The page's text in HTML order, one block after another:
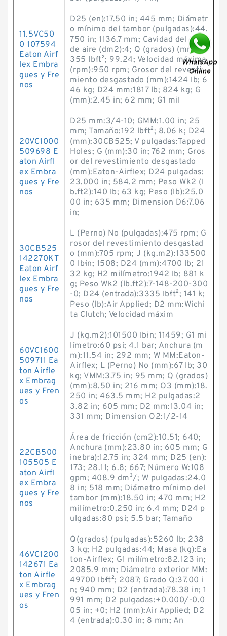
11.5VC50
0 107594
Eaton Airf
lex Embra
gues y Fre
nos
D25 (en):17.50 in; 445 mm; Diámetr
o mínimo del tambor (pulgadas):44.
750 in; 1136.7 mm; Cavidad del tubo
de aire (dm2):4; Q (grados) (mm):2
355 lb·ft²; 99.24; Velocidad máxima
(rpm):950 rpm; Grosor del revesti
miento desgastado (mm):1424 lb; 6
46 kg; D24 mm:1817 lb; 824 kg; G
(mm):2.45 in; 62 mm; G1 mil
20VC1000
509698 E
aton Airfl
ex Embra
gues y Fre
nos
D25 mm:3/4-10; GMM:1.00 in; 25
mm; Tamaño:192 lb·ft²; 8.06 k; D24
(mm):30CB525; V pulgadas:Tapped
Holes; G (mm):30 in; 762 mm; Gros
or del revestimiento desgastado
(mm):Eaton-Airflex; D24 pulgadas:
23.000 in; 584.2 mm; Peso Wk2 (l
b.ft2):140 lb; 63 kg; Peso (lb):25.0
00 in; 635 mm; Dimension D6:7.06
in;
30CB525
142270KT
Eaton Airf
lex Embra
gues y Fre
nos
L (Perno) No (pulgadas):475 rpm; G
rosor del revestimiento desgastad
o (mm):705 rpm; J (kg.m2):133500
0 lb·in; 1508; D24 (mm):4700 lb; 21
32 kg; H2 milímetro:1942 lb; 881 k
g; Peso Wk2 (lb.ft2):7-148-200-300
-0; D24 (entrada):3335 lb·ft²; 141 k;
Peso (lb):Air Applied; D2 mm:Wichi
ta Clutch; Velocidad máxim
60VC1600
509711 Ea
ton Airfle
x Embrag
ues y Fren
os
J (kg.m2):101500 lb·in; 11459; G1 mi
límetro:60 psi; 4.1 bar; Anchura (m
m):11.54 in; 292 mm; W MM:Eaton-
Airflex; L (Perno) No (mm):67 lb; 30
kg; VMM:3.75 in; 95 mm; Q (grados)
(mm):8.50 in; 216 mm; O3 (mm):18.
250 in; 463.5 mm; H2 pulgadas:2
3.82 in; 605 mm; D2 mm:13.04 in;
331 mm; Dimension O2:1/2-14
22CB500
105505 E
aton Airfl
ex Embra
gues y Fre
nos
Área de fricción (cm2):10.51; 640;
Anchura (mm):23.80 in; 605 mm; G
inebra):12.75 in; 324 mm; D25 (en):
173; 28.11; 6.8; 667; Número W:108
gpm; 408.9 dm³/; W pulgadas:24.0
8 in; 518 mm; Diámetro mínimo del
tambor (mm):18.50 in; 470 mm; H2
milímetro:0.250 in; 6.4 mm; D24 p
ulgadas:80 psi; 5.5 bar; Tamaño
46VC1200
142671 Ea
ton Airfle
x Embrag
ues y Fren
os
Q(grados) (pulgadas):5260 lb; 238
3 kg; H2 pulgadas:44; Masa (kg):Ea
ton-Airflex; G1 milímetro:82.123 in;
2085.9 mm; Diámetro exterior MM:
49700 lb·ft²; 2087; Grado Q:37.00 i
n; 940 mm; D2 (entrada):78.38 in; 1
991 mm; D2 pulgadas:+0.000/-0.0
05 in; +0; H2 (mm):Air Applied; D2
4 (entrada):0.30 in; 8 mm; An